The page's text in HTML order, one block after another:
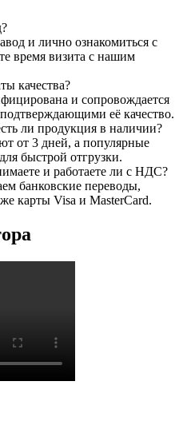
и лично ознакомиться с
время визита с нашим
качества?
и сопровождается
её качество.
ли продукция в наличии?
от 3 дней, а популярные
быстрой отгрузки.
и работаете ли с НДС?
банковские переводы,
карты Visa и MasterCard.